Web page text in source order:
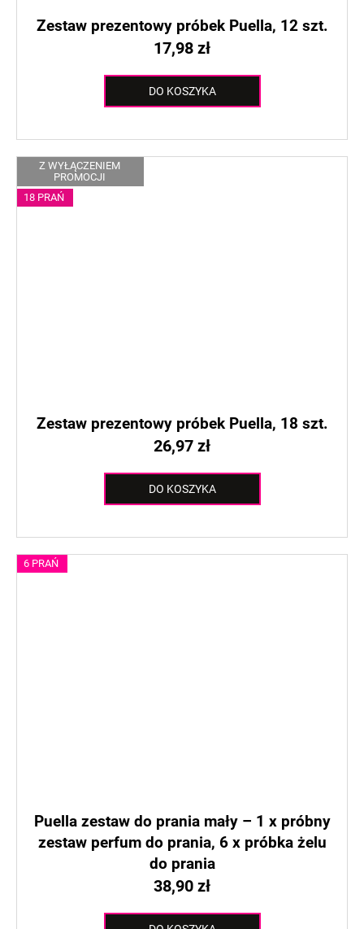
Zestaw prezentowy próbek Puella, 12 szt.
17,98 zł
DO KOSZYKA
Z WYŁĄCZENIEM
PROMOCJI
18 PRAŃ
Zestaw prezentowy próbek Puella, 18 szt.
26,97 zł
DO KOSZYKA
6 PRAŃ
Puella zestaw do prania mały – 1 x próbny
zestaw perfum do prania, 6 x próbka żelu
do prania
38,90 zł